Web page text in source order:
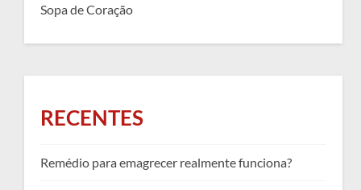
Sopa de Coração
RECENTES
Remédio para emagrecer realmente funciona?